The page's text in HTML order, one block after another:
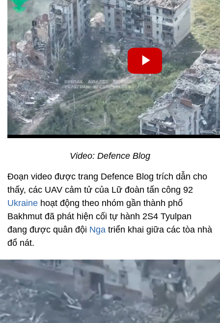
Video: Defence Blog
Đoạn video được trang Defence Blog trích dẫn cho
thấy, các UAV cảm tử của Lữ đoàn tấn công 92
Ukraine hoạt động theo nhóm gần thành phố
Bakhmut đã phát hiện cối tự hành 2S4 Tyulpan
đang được quân đội Nga triển khai giữa các tòa nhà
đổ nát.